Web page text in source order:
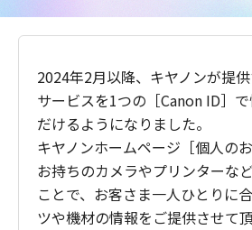
2024年2月以降、キヤノンが提
サービスを1つの［Canon ID］
だけるようになりました。
キヤノンホームページ［個人の
お持ちのカメラやプリンターな
ことで、お客さま一人ひとりに
ツや機材の情報をご提供させて頂